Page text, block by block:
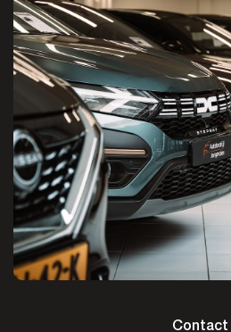
Contact